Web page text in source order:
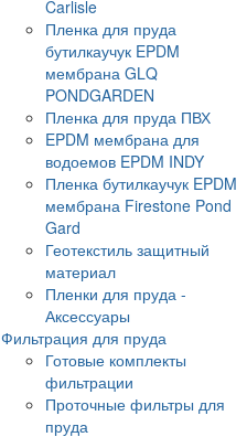
Carlisle
Пленка для пруда
бутилкаучук EPDM
мембрана GLQ
PONDGARDEN
Пленка для пруда ПВХ
EPDM мембрана для
водоемов EPDM INDY
Пленка бутилкаучук EPDM
мембрана Firestone Pond
Gard
Геотекстиль защитный
материал
Пленки для пруда -
Аксессуары
Фильтрация для пруда
Готовые комплекты
фильтрации
Проточные фильтры для
пруда